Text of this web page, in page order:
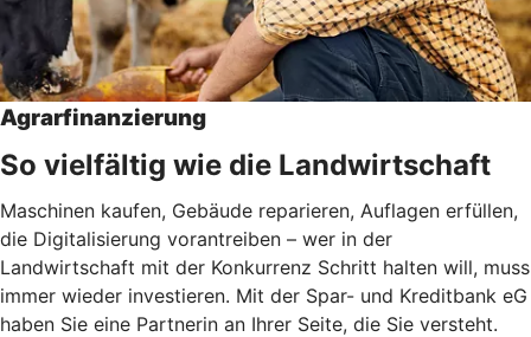
Agrarfinanzierung
So vielfältig wie die Landwirtschaft
Maschinen kaufen, Gebäude reparieren, Auflagen erfüllen,
die Digitalisierung vorantreiben – wer in der
Landwirtschaft mit der Konkurrenz Schritt halten will, muss
immer wieder investieren. Mit der Spar- und Kreditbank eG
haben Sie eine Partnerin an Ihrer Seite, die Sie versteht.